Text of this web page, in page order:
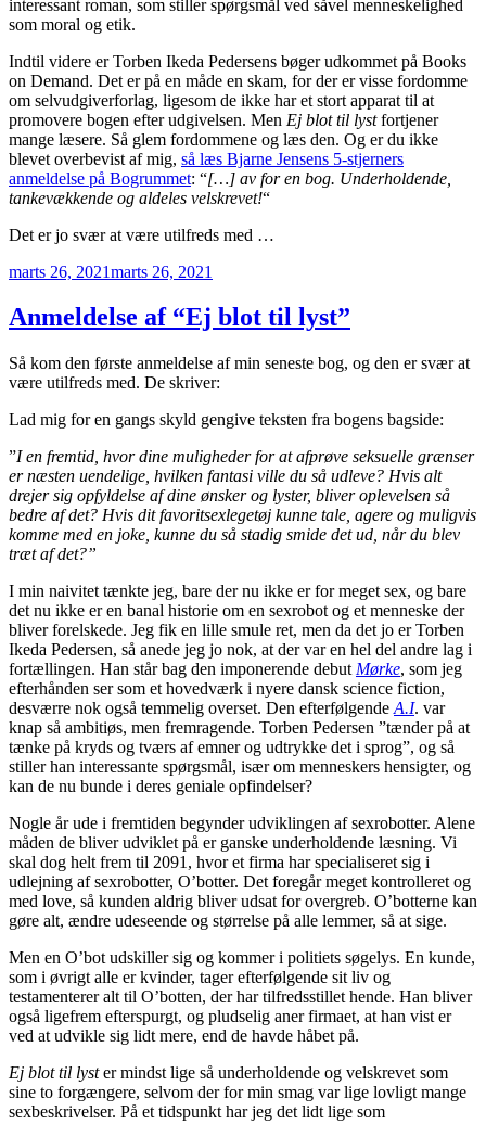
interessant roman, som stiller spørgsmål ved såvel menneskelighed
som moral og etik.
Indtil videre er Torben Ikeda Pedersens bøger udkommet på Books
on Demand. Det er på en måde en skam, for der er visse fordomme
om selvudgiverforlag, ligesom de ikke har et stort apparat til at
promovere bogen efter udgivelsen. Men Ej blot til lystfortjener
mange læsere. Så glem fordommene og læs den. Og er du ikke
blevet overbevist af mig, så læs Bjarne Jensens 5-stjerners
anmeldelse på Bogrummet: “[…] av for en bog. Underholdende,
tankevækkende og aldeles velskrevet!“
Det er jo svær at være utilfreds med …
Udgivet
marts 26, 2021marts 26, 2021
Anmeldelse af “Ej blot til lyst”
Så kom den første anmeldelse af min seneste bog, og den er svær at
være utilfreds med. De skriver:
Lad mig for en gangs skyld gengive teksten fra bogens bagside:
”I en fremtid, hvor dine muligheder for at afprøve seksuelle grænser
er næsten uendelige, hvilken fantasi ville du så udleve? Hvis alt
drejer sig opfyldelse af dine ønsker og lyster, bliver oplevelsen så
bedre af det? Hvis dit favoritsexlegetøj kunne tale, agere og muligvis
komme med en joke, kunne du så stadig smide det ud, når du blev
træt af det?”
I min naivitet tænkte jeg, bare der nu ikke er for meget sex, og bare
det nu ikke er en banal historie om en sexrobot og et menneske der
bliver forelskede. Jeg fik en lille smule ret, men da det jo er Torben
Ikeda Pedersen, så anede jeg jo nok, at der var en hel del andre lag i
fortællingen. Han står bag den imponerende debut Mørke, som jeg
efterhånden ser som et hovedværk i nyere dansk science fiction,
desværre nok også temmelig overset. Den efterfølgende A.I. var
knap så ambitiøs, men fremragende. Torben Pedersen ”tænder på at
tænke på kryds og tværs af emner og udtrykke det i sprog”, og så
stiller han interessante spørgsmål, især om menneskers hensigter, og
kan de nu bunde i deres geniale opfindelser?
Nogle år ude i fremtiden begynder udviklingen af sexrobotter. Alene
måden de bliver udviklet på er ganske underholdende læsning. Vi
skal dog helt frem til 2091, hvor et firma har specialiseret sig i
udlejning af sexrobotter, O’botter. Det foregår meget kontrolleret og
med love, så kunden aldrig bliver udsat for overgreb. O’botterne kan
gøre alt, ændre udeseende og størrelse på alle lemmer, så at sige.
Men en O’bot udskiller sig og kommer i politiets søgelys. En kunde,
som i øvrigt alle er kvinder, tager efterfølgende sit liv og
testamenterer alt til O’botten, der har tilfredsstillet hende. Han bliver
også ligefrem efterspurgt, og pludselig aner firmaet, at han vist er
ved at udvikle sig lidt mere, end de havde håbet på.
Ej blot til lyster mindst lige så underholdende og velskrevet som
sine to forgængere, selvom der for min smag var lige lovligt mange
sexbeskrivelser. På et tidspunkt har jeg det lidt lige som